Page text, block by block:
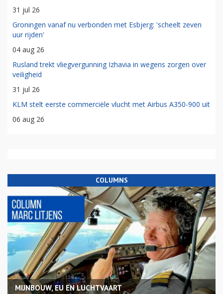
31 jul 26
Groningen vanaf nu verbonden met Esbjerg: 'scheelt zeven
uur rijden'
04 aug 26
Rusland trekt vliegvergunning Izhavia in wegens zorgen over
veiligheid
31 jul 26
KLM stelt eerste commerciële vlucht met Airbus A350-900 uit
06 aug 26
COLUMNS
MIJNBOUW, EU EN LUCHTVAART